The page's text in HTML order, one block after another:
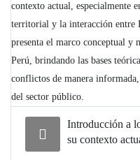
contexto actual, especialmente
territorial y la interacción entre
presenta el marco conceptual y
Perú, brindando las bases
conflictos de manera
del sector público.
Introducción a
su contexto